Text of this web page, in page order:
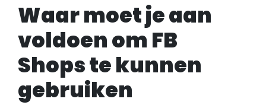
Waar moet je aan
voldoen om FB
Shops te kunnen
gebruiken